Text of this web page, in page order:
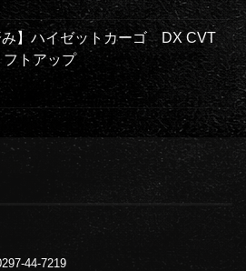
み】ハイゼットカーゴ DX CVT
トアップ
44-7219